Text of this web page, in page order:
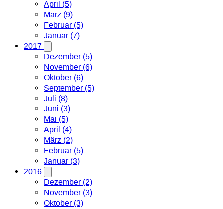
April (5)
März (9)
Februar (5)
Januar (7)
2017
Dezember (5)
November (6)
Oktober (6)
September (5)
Juli (8)
Juni (3)
Mai (5)
April (4)
März (2)
Februar (5)
Januar (3)
2016
Dezember (2)
November (3)
Oktober (3)